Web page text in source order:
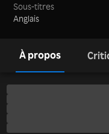
Sous-titres
Anglais
À propos